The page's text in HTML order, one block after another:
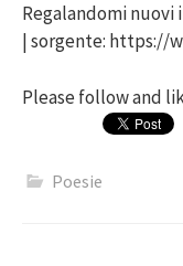
Regalandomi nuovi
| sorgente: https://
Please follow and
Poesie